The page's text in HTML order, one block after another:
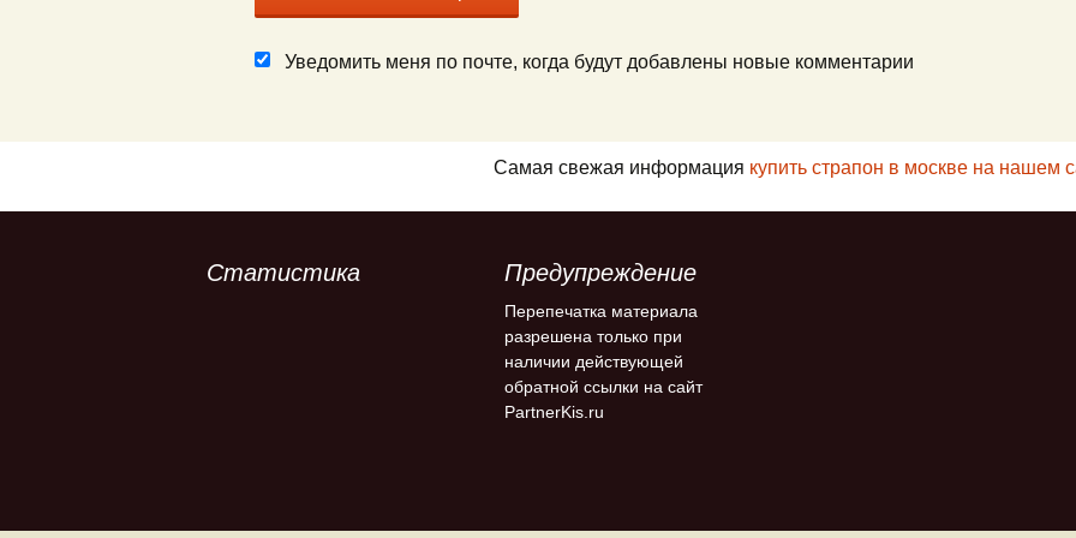
Уведомить меня по почте, когда будут добавлены новые комментарии
Самая свежая информация купить страпон в москве на нашем
Статистика Предупреждение
Перепечатка материала
разрешена только при
наличии действующей
обратной ссылки на сайт
PartnerKis.ru